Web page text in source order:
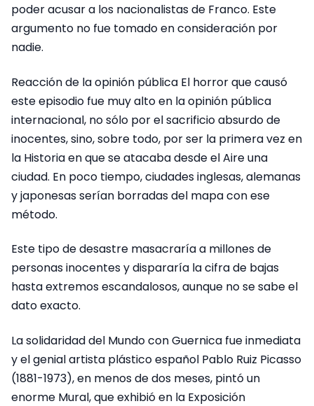
poder acusar a los nacionalistas de Franco. Este
argumento no fue tomado en consideración por
nadie.
Reacción de la opinión pública El horror que causó
este episodio fue muy alto en la opinión pública
internacional, no sólo por el sacrificio absurdo de
inocentes, sino, sobre todo, por ser la primera vez en
la Historia en que se atacaba desde el Aire una
ciudad. En poco tiempo, ciudades inglesas, alemanas
y japonesas serían borradas del mapa con ese
método.
Este tipo de desastre masacraría a millones de
personas inocentes y dispararía la cifra de bajas
hasta extremos escandalosos, aunque no se sabe el
dato exacto.
La solidaridad del Mundo con Guernica fue inmediata
y el genial artista plástico español Pablo Ruiz Picasso
(1881-1973), en menos de dos meses, pintó un
enorme Mural, que exhibió en la Exposición